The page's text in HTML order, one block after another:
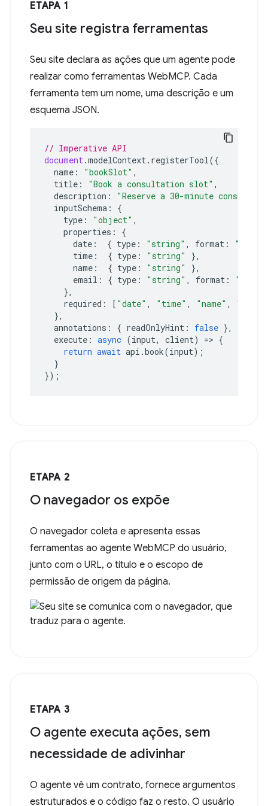
ETAPA 1
Seu site registra ferramentas
Seu site declara as ações que um agente pode
realizar como ferramentas WebMCP. Cada
ferramenta tem um nome, uma descrição e um
esquema JSON.
// Imperative API
document.modelContext. registerTool({
name : "bookSlot" ,
title : "Book a consultation slot" ,
description :
"Reserve a 30-minute
inputSchema :
{
type : "object" ,
properties :
{
date : { type : "string" , format :
"date"
time : { type : "string"
},
name : { type : "string"
},
email : { type : "string" , format :
},
required : [ "date" , "time" , "name" ,
},
annotations : { readOnlyHint : false },
execute : async (input, client) => {
return await api .book(input);
}
});
ETAPA 2
O navegador os expõe
O navegador coleta e apresenta essas
ferramentas ao agente WebMCP do usuário,
junto com o URL, o título e o escopo de
permissão de origem da página.
ETAPA 3
O agente executa ações, sem
necessidade de adivinhar
O agente vê um contrato, fornece argumentos
estruturados e o código faz o resto. O usuário